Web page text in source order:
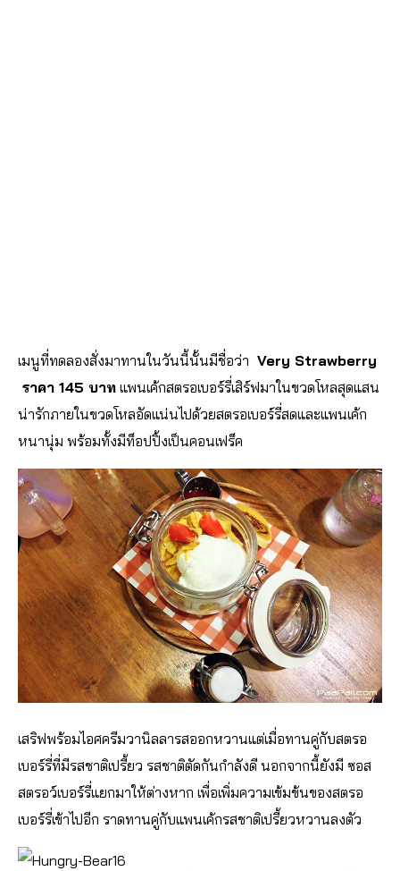
เมนูที่ทดลองสั่งมาทานในวันนี้นั้นมีชื่อว่า Very Strawberry
ราคา 145 บาท แพนเค้กสตรอเบอร์รี่เสิร์ฟมาในขวดโหลสุดแสน
น่ารักภายในขวดโหลอัดแน่นไปด้วยสตรอเบอร์รี่สดและแพนเค้ก
หนานุ่ม พร้อมทั้งมีท็อปปิ้งเป็นคอนเฟร็ค
เสริฟพร้อมไอศครีมวานิลลารสออกหวานแต่เมื่อทานคู่กับสตรอ
เบอร์รี่ที่มีรสชาติเปรี้ยว รสชาติตัดกันกำลังดี นอกจากนี้ยังมี ซอส
สตรอว์เบอร์รี่แยกมาให้ต่างหาก เพื่อเพิ่มความเข้มข้นของสตรอ
เบอร์รี่เข้าไปอีก ราดทานคู่กับแพนเค้กรสชาติเปรี้ยวหวานลงตัว